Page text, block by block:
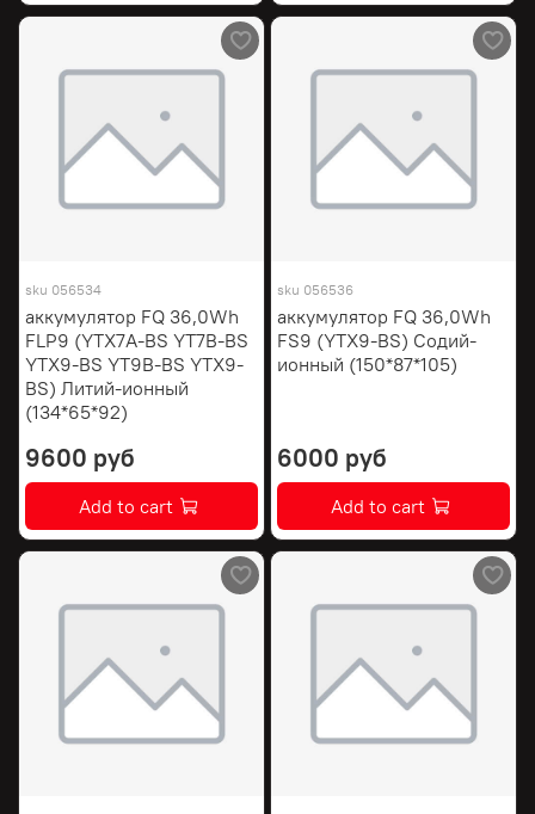
sku 056534
аккумулятор FQ 36,0Wh
FLP9 (YTX7A-BS YT7B-BS
YTX9-BS YT9B-BS YTX9-
BS) Литий-ионный
(134*65*92)
9600 руб
Add to cart
sku 056536
аккумулятор FQ 36,0Wh
FS9 (YTX9-BS) Содий-
ионный (150*87*105)
6000 руб
Add to cart